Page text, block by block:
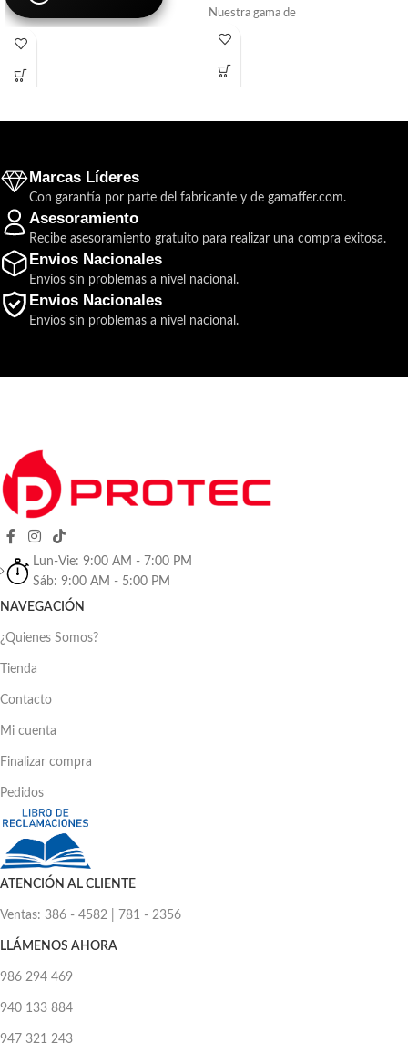
Nuestra gama de
Marcas Líderes
Con garantía por parte del fabricante y de gamaffer.com.
Asesoramiento
Recibe asesoramiento gratuito para realizar una compra exitosa.
Envios Nacionales
Envíos sin problemas a nivel nacional.
Envios Nacionales
Envíos sin problemas a nivel nacional.
Lun-Vie: 9:00 AM - 7:00 PM
Sáb: 9:00 AM - 5:00 PM
NAVEGACIÓN
¿Quienes Somos?
Tienda
Contacto
Mi cuenta
Finalizar compra
Pedidos
ATENCIÓN AL CLIENTE
Ventas: 386 - 4582 | 781 - 2356
LLÁMENOS AHORA
986 294 469
940 133 884
947 321 243